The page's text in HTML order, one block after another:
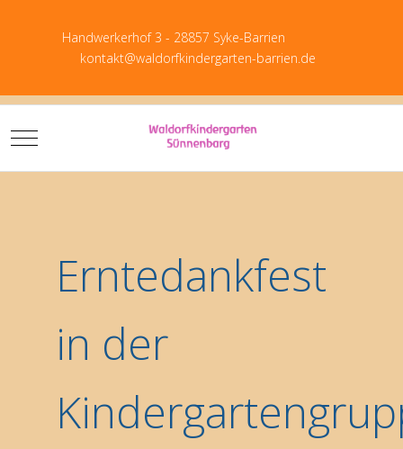
Handwerkerhof 3 - 28857 Syke-Barrien
kontakt@waldorfkindergarten-barrien.de
Mobile Menu Toggle
Erntedankfest
in der